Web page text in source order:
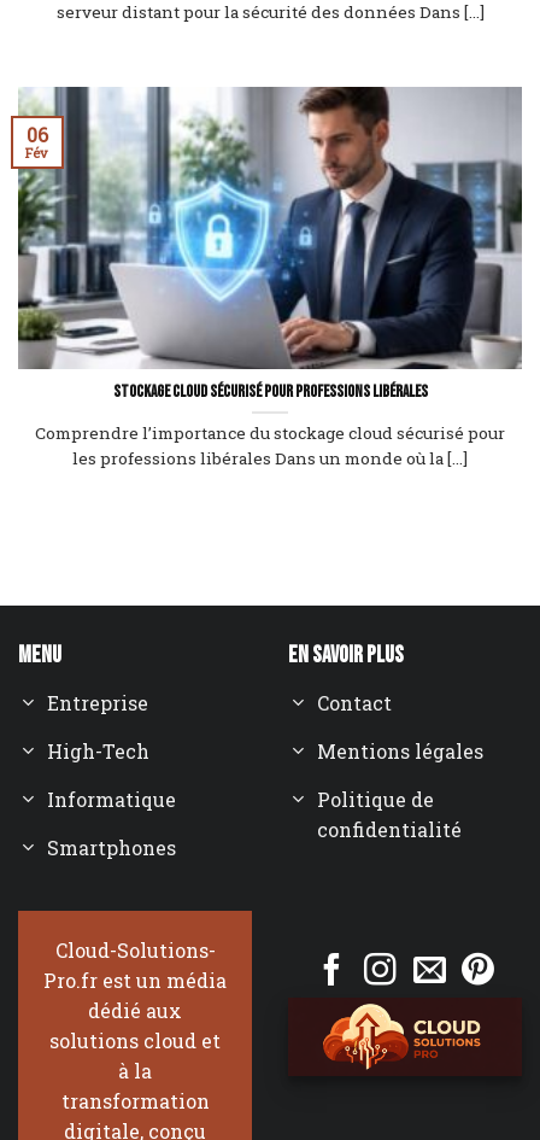
serveur distant pour la sécurité des données Dans [...]
Stockage cloud sécurisé pour professions libérales
Comprendre l’importance du stockage cloud sécurisé pour
les professions libérales Dans un monde où la [...]
06
Fév
Menu
Entreprise
High-Tech
Informatique
Smartphones
En savoir plus
Contact
Mentions légales
Politique de
confidentialité
Cloud-Solutions-
Pro.fr est un média
dédié aux
solutions cloud et
à la
transformation
digitale, conçu